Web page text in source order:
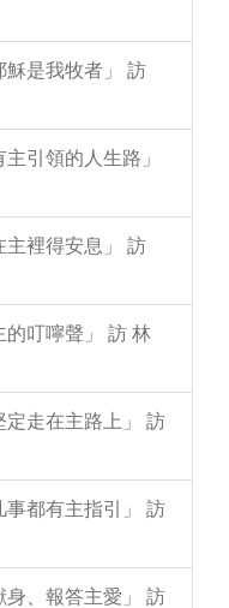
穌是我牧者」 訪
引領的人生路」
主裡得安息」 訪
叮嚀聲」 訪 林
走在主路上」 訪
都有主指引」 訪
、報答主愛」 訪